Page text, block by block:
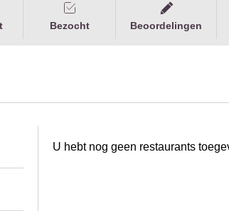
Bezocht Beoordelingen
U hebt nog geen restaurants